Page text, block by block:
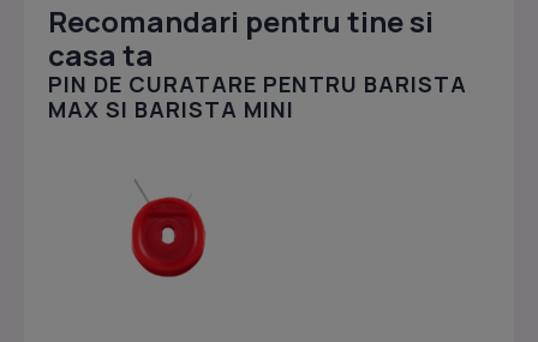
Recomandari pentru tine si
casa ta
PIN DE CURATARE PENTRU BARISTA
MAX SI BARISTA MINI